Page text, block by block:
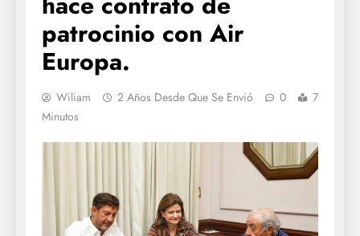
patrocinio con Air
Europa.
Wiliam 2 Años Desde Que Se Envió 0
7
Minutos